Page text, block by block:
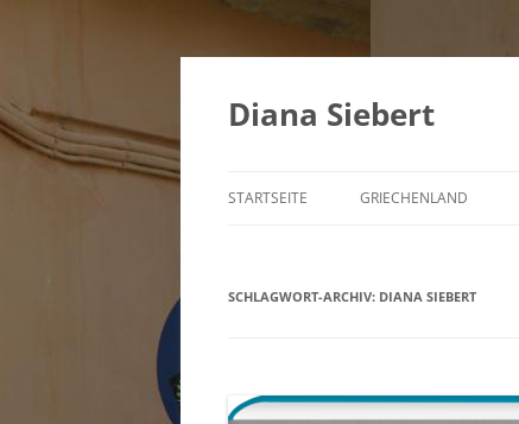
Zum
springen
Diana Siebert
STARTSEITE GRIECHENLAND
SCHLAGWORT-ARCHIV: DIANA SIEBERT